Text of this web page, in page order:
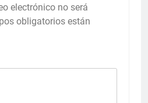
electrónico no será
obligatorios están